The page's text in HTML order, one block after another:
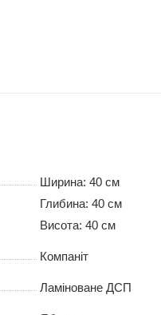
Ширина: 40 см
Глибина: 40 см
Висота: 40 см
Компаніт
Ламіноване ДСП